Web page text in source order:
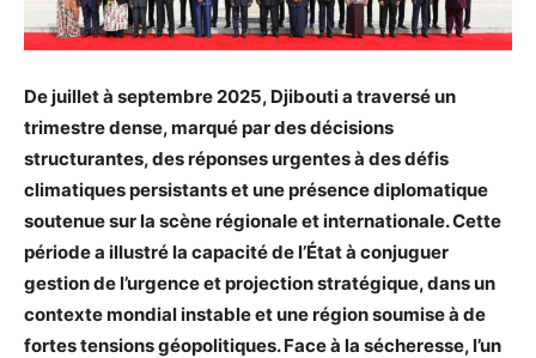
De juillet à septembre 2025, Djibouti a traversé un
trimestre dense, marqué par des décisions
structurantes, des réponses urgentes à des défis
climatiques persistants et une présence diplomatique
soutenue sur la scène régionale et internationale. Cette
période a illustré la capacité de l’État à conjuguer
gestion de l’urgence et projection stratégique, dans un
contexte mondial instable et une région soumise à de
fortes tensions géopolitiques. Face à la sécheresse, l’un